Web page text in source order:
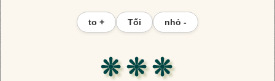
to + Tối nhỏ -
❊ ❊ ❊